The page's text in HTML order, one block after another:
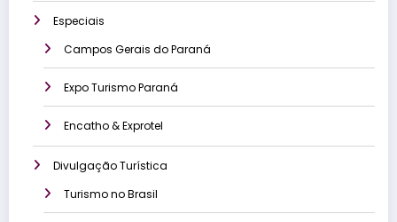
Especiais
Campos Gerais do Paraná
Expo Turismo Paraná
Encatho & Exprotel
Divulgação Turística
Turismo no Brasil